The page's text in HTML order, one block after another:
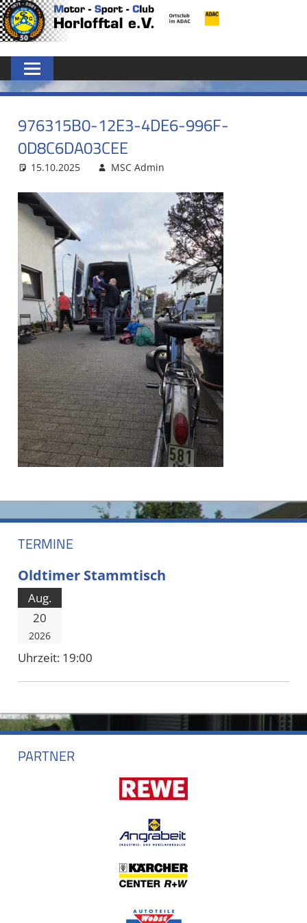
Zum
Inhalt
MSC
HORLOFFTAL
E.V.
976315B0-12E3-4DE6-996F-
0D8C6DA03CEE
15.10.2025 MSC Admin
TERMINE
Oldtimer Stammtisch
Aug.
20
2026
Uhrzeit: 19:00
PARTNER